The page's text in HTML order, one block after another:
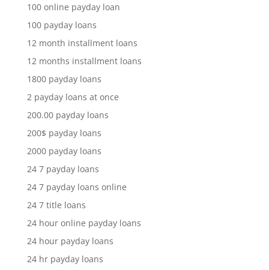
100 online payday loan
100 payday loans
12 month installment loans
12 months installment loans
1800 payday loans
2 payday loans at once
200.00 payday loans
200$ payday loans
2000 payday loans
24 7 payday loans
24 7 payday loans online
24 7 title loans
24 hour online payday loans
24 hour payday loans
24 hr payday loans